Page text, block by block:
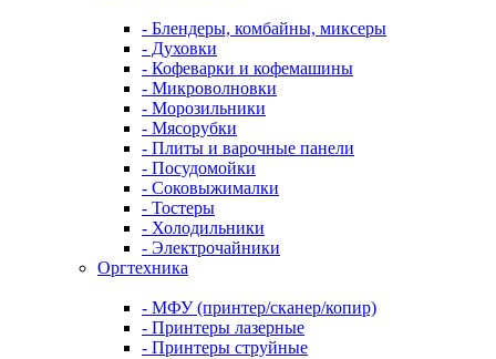
- Блендеры, комбайны, миксеры
- Духовки
- Кофеварки и кофемашины
- Микроволновки
- Морозильники
- Мясорубки
- Плиты и варочные панели
- Посудомойки
- Соковыжималки
- Тостеры
- Холодильники
- Электрочайники
Оргтехника
- МФУ (принтер/сканер/копир)
- Принтеры лазерные
- Принтеры струйные